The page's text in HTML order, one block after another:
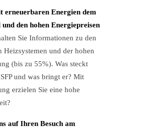
erneuerbaren Energien dem
den hohen Energiepreisen
Sie Informationen zu den
Heizsystemen und der hohen
(bis zu 55%). Was steckt
und was bringt er? Mit
erzielen Sie eine hohe
auf Ihren Besuch am